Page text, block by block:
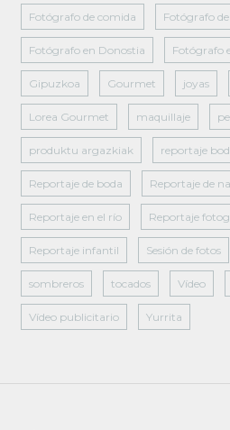
Fotógrafo de comida Fotógrafo
Fotógrafo en Donostia Fotógrafo
Gipuzkoa Gourmet joyas
Lorea Gourmet maquillaje
produktu argazkiak reportaje
Reportaje de boda Reportaje de
Reportaje en el río Reportaje
Reportaje infantil Sesión de fotos
sombreros tocados Vídeo
Vídeo publicitario Yurrita